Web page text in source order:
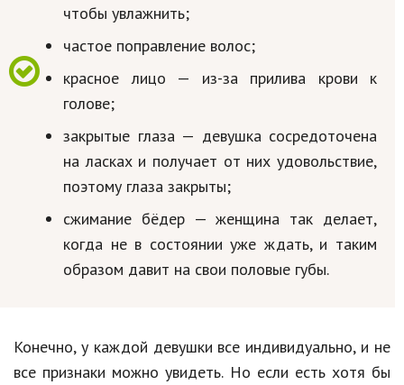
чтобы увлажнить;
частое поправление волос;
красное лицо — из-за прилива крови к
голове;
закрытые глаза — девушка сосредоточена
на ласках и получает от них удовольствие,
поэтому глаза закрыты;
сжимание бёдер — женщина так делает,
когда не в состоянии уже ждать, и таким
образом давит на свои половые губы.
Конечно, у каждой девушки все индивидуально, и не
все признаки можно увидеть. Но если есть хотя бы